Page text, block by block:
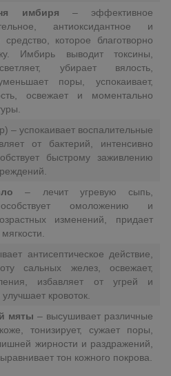
имбиря – эффективное
антиоксидантное и
средство, которое благотворно
Имбирь выводит токсины,
убирает вялость,
поры, успокаивает,
освежает и моментально
– успокаивает воспалительные
от бактерий, интенсивно
быстрому заживлению
– лечит угревую сыпь,
омоложению и
изменений, придает
антисептическое действие,
сальных желез, освежает,
избавляет от угрей и
кровоток.
мяты – высушивает различные
тонизирует, сужает поры,
жирности и раздражений,
тон кожного покрова.